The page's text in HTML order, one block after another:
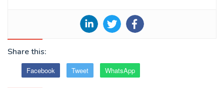
Share this:
Facebook Tweet WhatsApp